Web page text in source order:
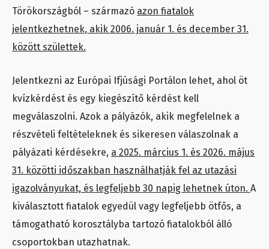
Törökországból – származó azon fiatalok
jelentkezhetnek, akik 2006. január 1. és december 31.
között születtek.
Jelentkezni az Európai Ifjúsági Portálon lehet, ahol öt
kvízkérdést és egy kiegészítő kérdést kell
megválaszolni. Azok a pályázók, akik megfelelnek a
részvételi feltételeknek és sikeresen válaszolnak a
pályázati kérdésekre, a 2025. március 1. és 2026. május
31. közötti időszakban használhatják fel az utazási
igazolványukat, és legfeljebb 30 napig lehetnek úton. A
kiválasztott fiatalok egyedül vagy legfeljebb ötfős, a
támogatható korosztályba tartozó fiatalokból álló
csoportokban utazhatnak.